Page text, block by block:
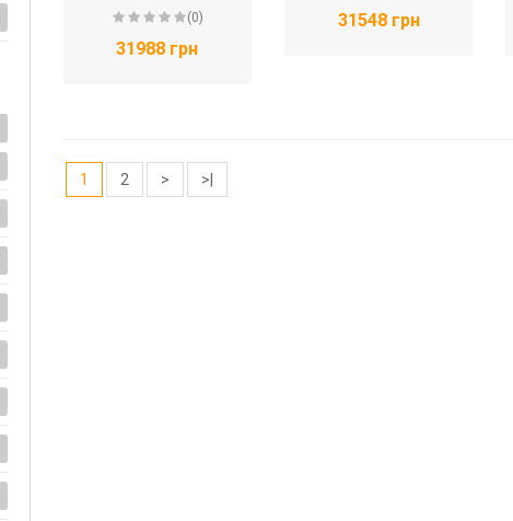
(0)
31988 грн
31548 грн
1 2 > >|